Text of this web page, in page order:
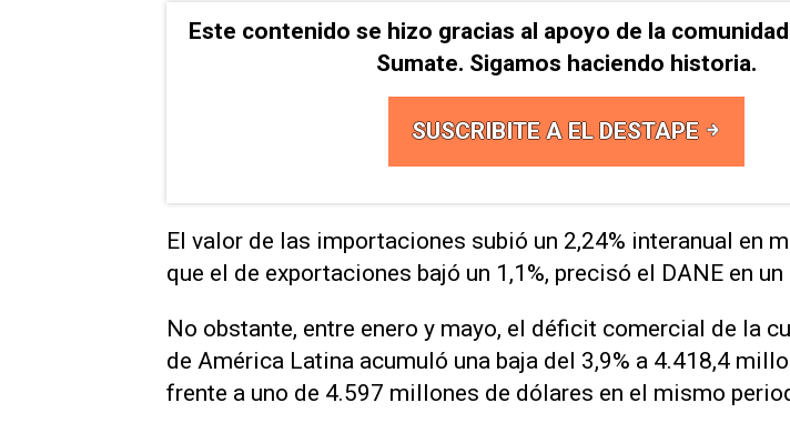
Este contenido se hizo gracias al apoyo de la
Sumate. Sigamos haciendo historia.
SUSCRIBITE A EL DESTAPE
El valor de las importaciones subió un 2,24% interanual en
que el de exportaciones bajó un 1,1%, precisó el DANE en
No obstante, entre enero y mayo, el déficit comercial de la
de América Latina acumuló una baja del 3,9% a 4.418,4
frente a uno de 4.597 millones de dólares en el mismo